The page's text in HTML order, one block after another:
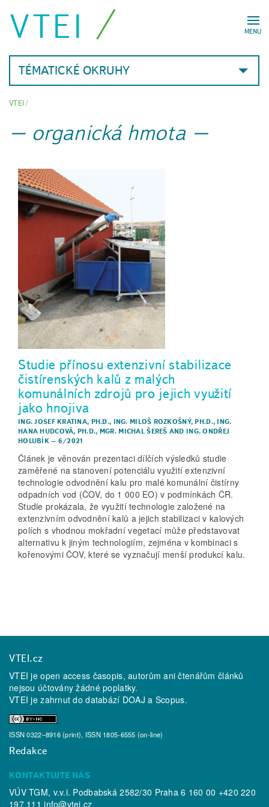
MENU
VTEI
TÉMATICKÉ OKRUHY
VTEI/
organická hmota
Studie přínosu extenzivní stabilizace
čistírenských kalů z malých
komunálních zdrojů pro jejich využití
jako hnojiva
ING. JOSEF KRATINA, PH.D., ING. MILOŠ ROZKOŠNÝ, PH.D., ING.
HANA HUDCOVÁ, PH.D., MGR. MICHAL ŠEREŠ AND ING. ONDŘEJ
HOLUBÍK– 6/2021
Článek je věnován prezentaci dílčích výsledků studie
zaměřené na stanovení potenciálu využití extenzivní
technologie odvodnění kalu pro malé komunální čistírny
odpadních vod (ČOV, do 1 000 EO) v podmínkách ČR.
Studie prokázala, že využití technologie založené na
extenzivním odvodnění kalů a jejich stabilizaci v kalových
polích s vhodnou mokřadní vegetací může představovat
alternativu k jiným technologiím, zejména v kombinaci s
kořenovými ČOV, které se vyznačují menší produkcí kalu.
VTEI.cz
VTEI je open access časopis, autorům ani čtenářům článků
nejsou účtovány žádné poplatky.
VTEI je zahrnut do databází DOAJ a Scopus.
ISSN 0322–8916 (print), ISSN 1805-6555 (on-line)
Redakce
KONTAKTUJTE NÁS
VÚV TGM, v.v.i. Podbabská 2582/30 Praha 6 160 00 +420 220
197 111info@vtei.cz